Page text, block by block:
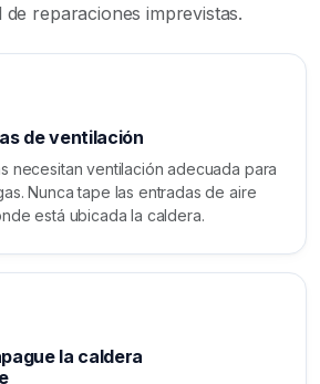
reparaciones imprevistas.
de ventilación
necesitan ventilación adecuada para
Nunca tape las entradas de aire
está ubicada la caldera.
la caldera